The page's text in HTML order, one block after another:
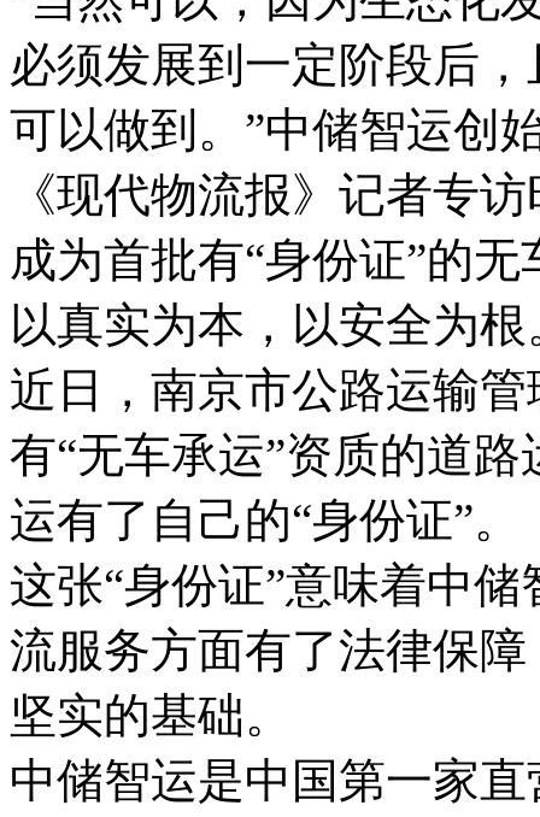
必须发展到一定阶段后
可以做到。”中储智运创
《现代物流报》记者专
成为首批有“身份证”的无
以真实为本，以安全为根
近日，南京市公路运输
有“无车承运”资质的道
运有了自己的“身份证”。
这张“身份证”意味着中
流服务方面有了法律保
坚实的基础。
中储智运是中国第一家